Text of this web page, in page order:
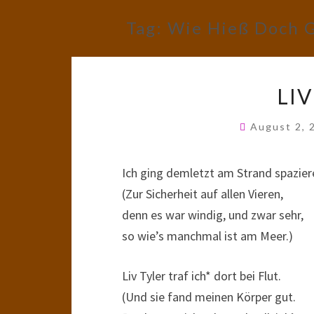
Tag: Wie Hieß Doch
August 2,
Ich ging demletzt am Strand
(Zur Sicherheit auf allen Vieren,
denn es war windig, und zwar sehr,
so wie’s manchmal ist am Meer.)
Liv Tyler traf ich* dort bei Flut.
(Und sie fand meinen Körper gut.